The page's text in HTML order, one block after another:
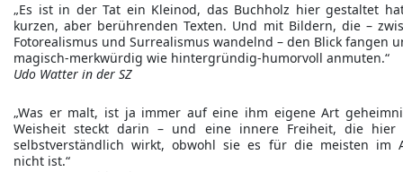
„Es ist in der Tat ein Kleinod, das Buchholz hier gestaltet
kurzen, aber berührenden Texten. Und mit Bildern, die –
Fotorealismus und Surrealismus wandelnd – den Blick fangen
magisch-merkwürdig wie hintergründig-humorvoll anmuten.“
Udo Watter in der SZ
„Was er malt, ist ja immer auf eine ihm eigene Art
Weisheit steckt darin – und eine innere Freiheit, die hier
selbstverständlich wirkt, obwohl sie es für die meisten im
nicht ist.“